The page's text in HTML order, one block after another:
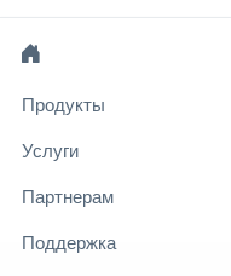
Продукты
Услуги
Партнерам
Поддержка